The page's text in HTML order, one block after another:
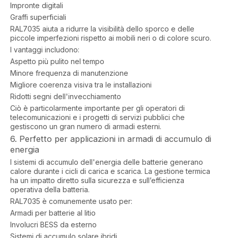
Impronte digitali
Graffi superficiali
RAL7035 aiuta a ridurre la visibilità dello sporco e delle
piccole imperfezioni rispetto ai mobili neri o di colore scuro.
I vantaggi includono:
Aspetto più pulito nel tempo
Minore frequenza di manutenzione
Migliore coerenza visiva tra le installazioni
Ridotti segni dell'invecchiamento
Ciò è particolarmente importante per gli operatori di
telecomunicazioni e i progetti di servizi pubblici che
gestiscono un gran numero di armadi esterni.
6. Perfetto per applicazioni in armadi di accumulo di
energia
I sistemi di accumulo dell'energia delle batterie generano
calore durante i cicli di carica e scarica. La gestione termica
ha un impatto diretto sulla sicurezza e sull’efficienza
operativa della batteria.
RAL7035 è comunemente usato per:
Armadi per batterie al litio
Involucri BESS da esterno
Sistemi di accumulo solare ibridi